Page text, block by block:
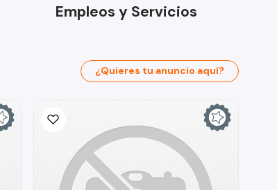
Empleos y Servicios
¿Quieres tu anuncio aquí?